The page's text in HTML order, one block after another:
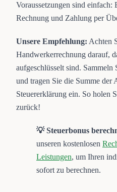
Voraussetzungen sind einfach:
Rechnung und Zahlung per
Unsere Empfehlung: Achten
Handwerkerrechnung darauf,
aufgeschlüsselt sind. Sammeln
und tragen Sie die Summe der
Steuererklärung ein. So holen
zurück!
💡 Steuerbonus
unseren kostenlosen
Leistungen, um Ihren
sofort zu berechnen.